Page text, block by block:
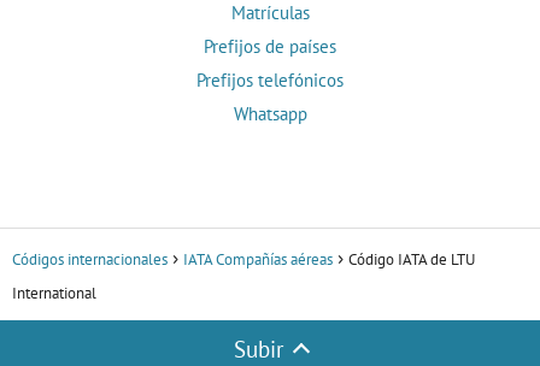
Matrículas
Prefijos de países
Prefijos telefónicos
Whatsapp
Códigos internacionales IATA Compañías aéreas
Código IATA de LTU
International
Subir